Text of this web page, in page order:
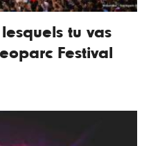
tu vas
Festival